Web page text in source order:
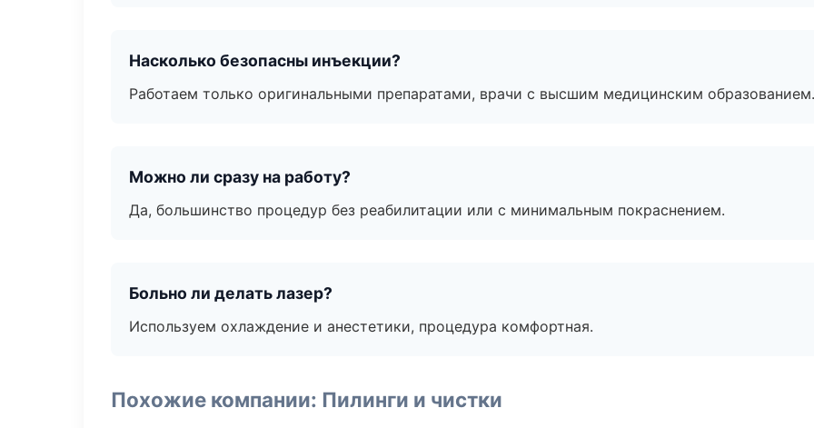
Насколько безопасны инъекции?
Работаем только оригинальными препаратами, врачи с высшим медицинским образованием.
Можно ли сразу на работу?
Да, большинство процедур без реабилитации или с минимальным покраснением.
Больно ли делать лазер?
Используем охлаждение и анестетики, процедура комфортная.
Похожие компании: Пилинги и чистки